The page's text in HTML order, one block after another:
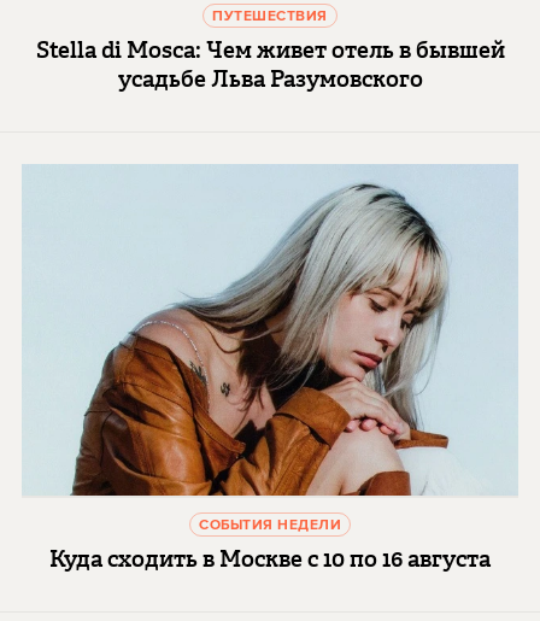
ПУТЕШЕСТВИЯ
Stella di Mosca: Чем живет отель в бывшей
усадьбе Льва Разумовского
СОБЫТИЯ НЕДЕЛИ
Куда сходить в Москве с 10 по 16 августа